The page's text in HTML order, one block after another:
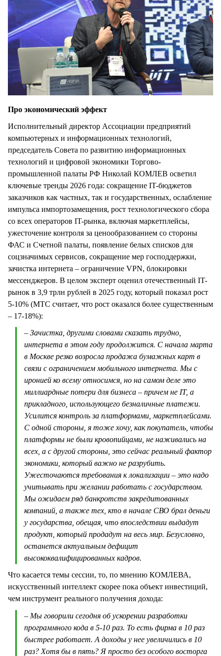
Про экономический эффект
Исполнительный директор Ассоциации предприятий
компьютерных и информационных технологий,
председатель Совета по развитию информационных
технологий и цифровой экономики Торгово-
промышленной палаты РФ Николай КОМЛЕВ осветил
ключевые тренды 2026 года: сокращение IT-бюджетов
заказчиков как частных, так и государственных, ослабление
импульса импортозамещения, рост технологического сбора
со всех операторов IT-рынка, включая маркетплейсы,
ужесточение контроля за ценообразованием со стороны
ФАС и Счетной палаты, появление белых списков для
соцзначимых сервисов, сокращение мер господдержки,
зачистка интернета – ограничение VPN, блокировки
мессенджеров. В целом эксперт оценил отечественный IT-
рынок в 3,9 трлн рублей в 2025 году, который показал рост
5-10% (МТС считает, что рост оказался более существенным
– 17-18%):
– Зачистка, другими словами сказать трудно,
интернета в этом году продолжится. С начала марта
в Москве резко возросла продажа бумажных карт в
связи с ограничением мобильного интернета. Мы с
иронией ко всему относимся, но на самом деле это
миллиардные потери для бизнеса – причем не IT, а
прикладного, использующего безналичные платежи.
Усилится контроль за платформами, маркетплейсами.
С одной стороны, я тоже хочу, как покупатель, чтобы
платформы не были кровопийцами, не наживались на
всех, а с другой стороны, это сейчас реальный фактор
экономики, который важно не разрубить.
Ужесточаются требования к локализации – это надо
учитывать при желании работать с государством.
Мы ожидаем ряд банкротств закредитованных
компаний, а также тех, кто в начале СВО брал деньги
у государства, обещая, что впоследствии выдадут
продукт, который продадут на весь мир. Безусловно,
останется актуальным дефицит
высококвалифицированных кадров.
Что касается темы сессии, то, по мнению КОМЛЕВА,
искусственный интеллект скорее пока объект инвестиций,
чем инструмент реального получения дохода:
– Мы говорили сегодня об ускорении разработки
программного кода в 5-10 раз. То есть фирма в 10 раз
быстрее работает. А доходы у нее увеличились в 10
раз? Хотя бы в пять? Я просто без особого восторга